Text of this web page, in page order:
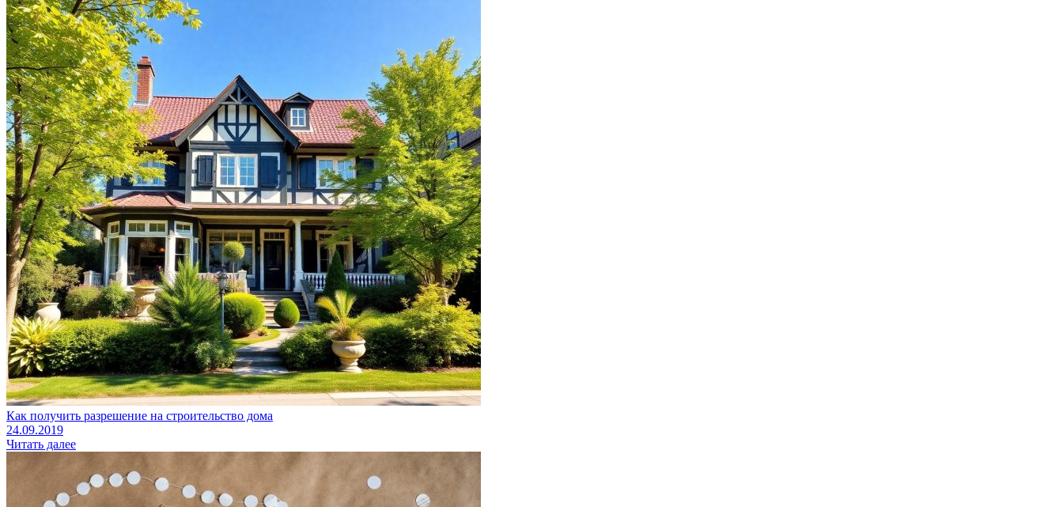
Как получить разрешение на строительство дома
24.09.2019
Читать далее